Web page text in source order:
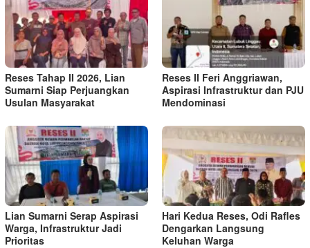
Reses Tahap II 2026, Lian
Sumarni Siap Perjuangkan
Usulan Masyarakat
Reses II Feri Anggriawan,
Aspirasi Infrastruktur dan PJU
Mendominasi
Lian Sumarni Serap Aspirasi
Warga, Infrastruktur Jadi
Prioritas
Hari Kedua Reses, Odi Rafles
Dengarkan Langsung
Keluhan Warga